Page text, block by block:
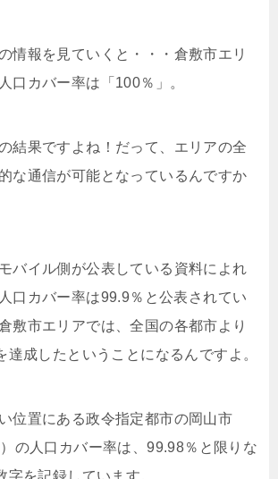
情報を見ていくと・・・倉敷市エリ
口カバー率は「100％」。
結果ですよね！だって、エリアの全
な通信が可能となっているんですか
バイル側が公表している資料によれ
口カバー率は99.9％と公表されてい
敷市エリアでは、全国の各都市より
達成したということになるんですよ。
位置にある政令指定都市の岡山市
）の人口カバー率は、99.98％と限りな